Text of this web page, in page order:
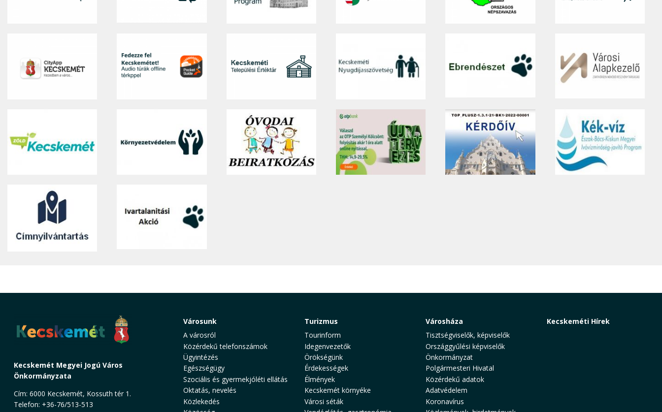
Kecskemét Megyei Jogú Város
Önkormányzata
Cím: 6000 Kecskemét, Kossuth tér 1.
Telefon: +36-76/513-513
Városunk
A városról
Közérdekű telefonszámok
Ügyintézés
Egészségügy
Szociális és gyermekjóléti ellátás
Oktatás, nevelés
Közlekedés
Turizmus
Tourinform
Idegenvezetők
Örökségünk
Érdekességek
Élmények
Kecskemét környéke
Városi séták
Városháza
Tisztségviselők, képviselők
Országgyűlési képviselők
Önkormányzat
Polgármesteri Hivatal
Közérdekű adatok
Adatvédelem
Koronavírus
Kecskeméti Hírek